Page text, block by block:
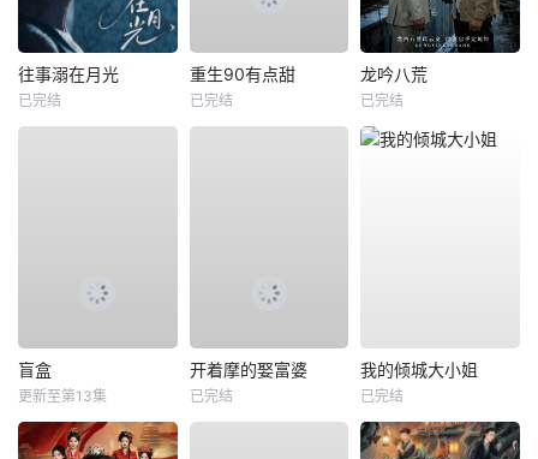
往事溺在月光
已完结
重生90有点甜
已完结
龙吟八荒
已完结
盲盒
更新至第13集
开着摩的娶富婆
已完结
我的倾城大小姐
已完结